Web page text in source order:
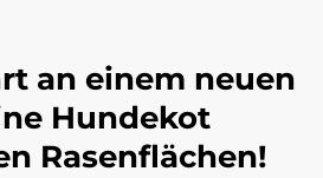
an einem neuen
Hundekot
Rasenflächen!